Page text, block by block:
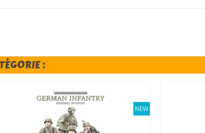
:
NEW